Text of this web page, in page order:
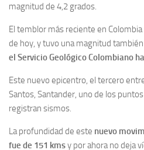
magnitud de 4,2 grados.
El temblor más reciente en
de hoy, y tuvo una magnitud también
el Servicio Geológico Colombiano
Este nuevo epicentro, el tercero
Santos, Santander, uno de los
registran sismos.
La profundidad de este nuevo
fue de 151 kmsy por ahora no deja